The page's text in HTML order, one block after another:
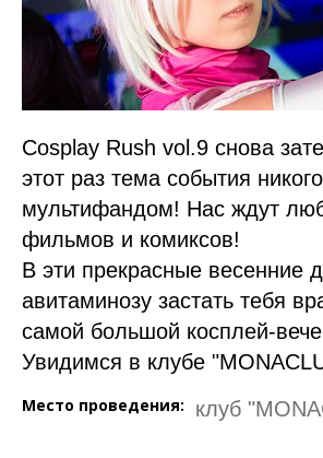
Cosplay Rush vol.9 снова
этот раз тема события
мультифандом! Нас ждут
фильмов и комиксов!
В эти прекрасные весенние
авитаминозу застать тебя
самой большой косплей-
Увидимся в клубе
Место проведения: клуб